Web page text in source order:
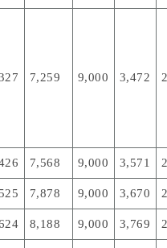
7,259 9,000 3,472
7,568 9,000 3,571
7,878 9,000 3,670
8,188 9,000 3,769